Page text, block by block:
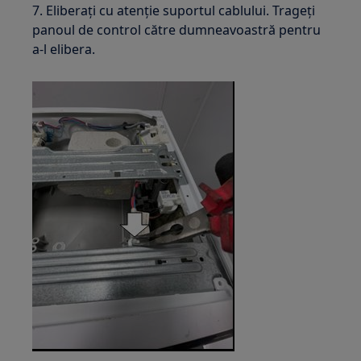
7. Eliberați cu atenție suportul cablului. Trageți
panoul de control către dumneavoastră pentru
a-l elibera.